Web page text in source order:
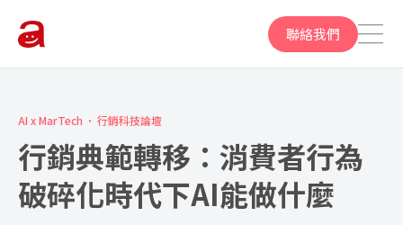
聯絡我們
AI x MarTech 行銷科技論壇
行銷典範轉移：消費者行為
破碎化時代下AI能做什麼